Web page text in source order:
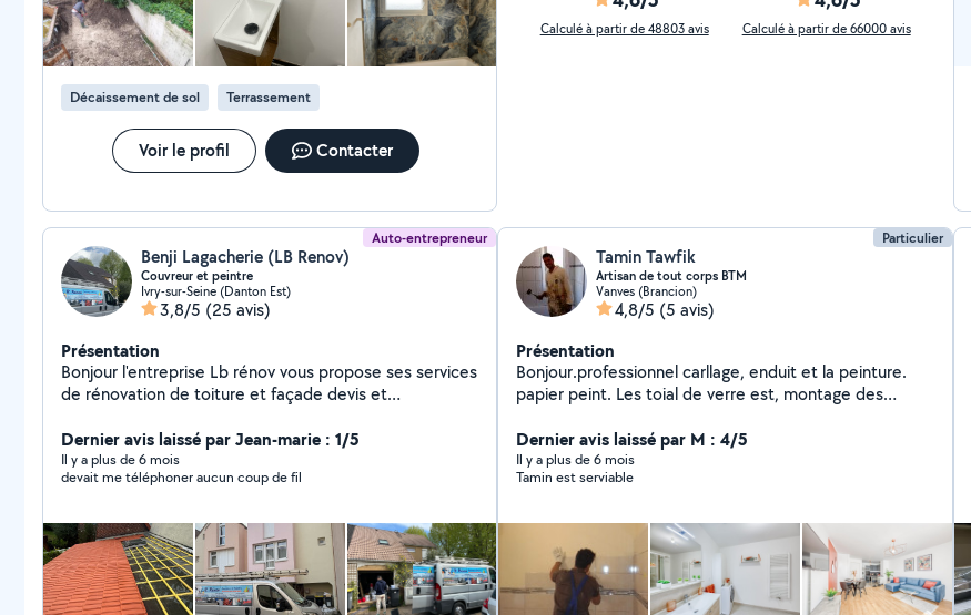
Décaissement de sol Terrassement
Voir le profil Contacter
Calculé à partir de 48803 avis Calculé à partir de 66000 avis
Auto-entrepreneur
Benji Lagacherie (LB Renov)
Couvreur et peintre
Ivry-sur-Seine (Danton Est)
3,8/5 (25 avis)
Présentation
Bonjour l'entreprise Lb rénov vous propose ses services
de rénovation de toiture et façade devis et
pour obtenir votre devis gratuit sous 24h
Dernier avis laissé par Jean-marie : 1/5
Il y a plus de 6 mois
devait me téléphoner aucun coup de fil
Particulier
Tamin Tawfik
Artisan de tout corps BTM
Vanves (Brancion)
4,8/5 (5 avis)
Présentation
Bonjour.professionnel carllage, enduit et la peinture.
papier peint. Les toial de verre est, montage des
placard dressing , isolation placo b13, dalle béton,
pratique ext.. merci pour votre confiance.
Dernier avis laissé par M : 4/5
Il y a plus de 6 mois
Tamin est serviable